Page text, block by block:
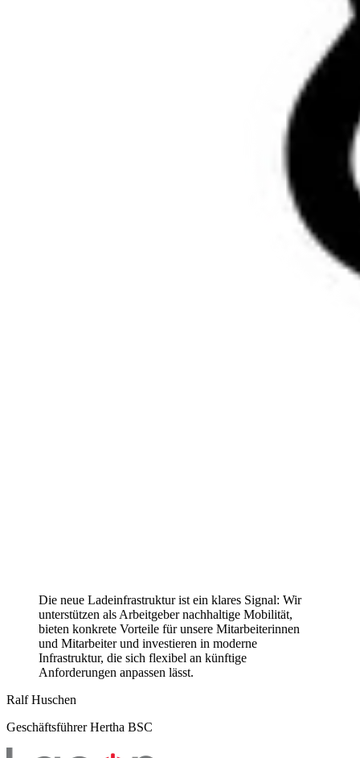
Die neue Ladeinfrastruktur ist ein klares Signal: Wir
unterstützen als Arbeitgeber nachhaltige Mobilität,
bieten konkrete Vorteile für unsere Mitarbeiterinnen
und Mitarbeiter und investieren in moderne
Infrastruktur, die sich flexibel an künftige
Anforderungen anpassen lässt.
Ralf Huschen
Geschäftsführer Hertha BSC